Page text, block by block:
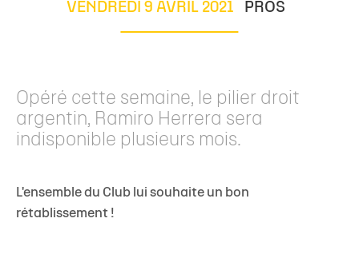
VENDREDI 9 AVRIL 2021 PROS
Opéré cette semaine, le pilier droit
argentin, Ramiro Herrera sera
indisponible plusieurs mois.
L'ensemble du Club lui souhaite un bon
rétablissement !